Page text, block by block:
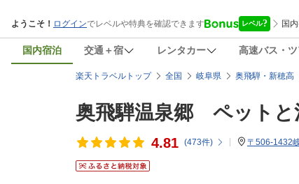
国内宿泊 交通＋宿 レンタカー 高速バス・
楽天トラベルトップ 全国 岐阜県 奥飛騨・新穂高
奥飛騨温泉郷 ペット
4.81 (473件) 〒506-1432